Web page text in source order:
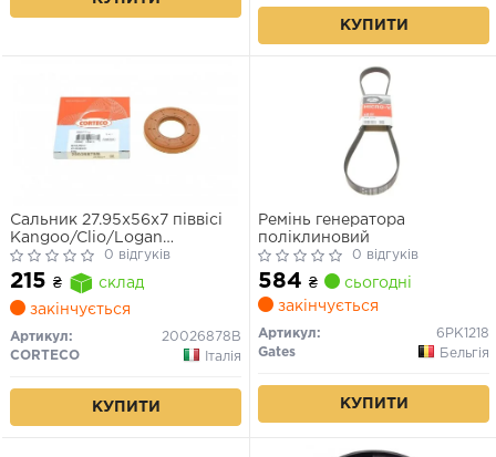
КУПИТИ
Сальник 27.95x56x7 піввісі
Kangoo/Clio/Logan
1.2/1.5/1.6/1.9 dCi/dTi
0 відгуків
215 ₴
склад
закінчується
Артикул:
20026878B
CORTECO
Італія
КУПИТИ
Ремінь генератора
поліклиновий
0 відгуків
584 ₴
сьогодні
закінчується
Артикул:
6PK1218
Gates
Бельгія
КУПИТИ